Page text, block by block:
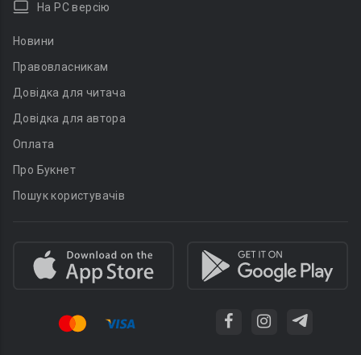
На PC версію
Новини
Правовласникам
Довідка для читача
Довідка для автора
Оплата
Про Букнет
Пошук користувачів